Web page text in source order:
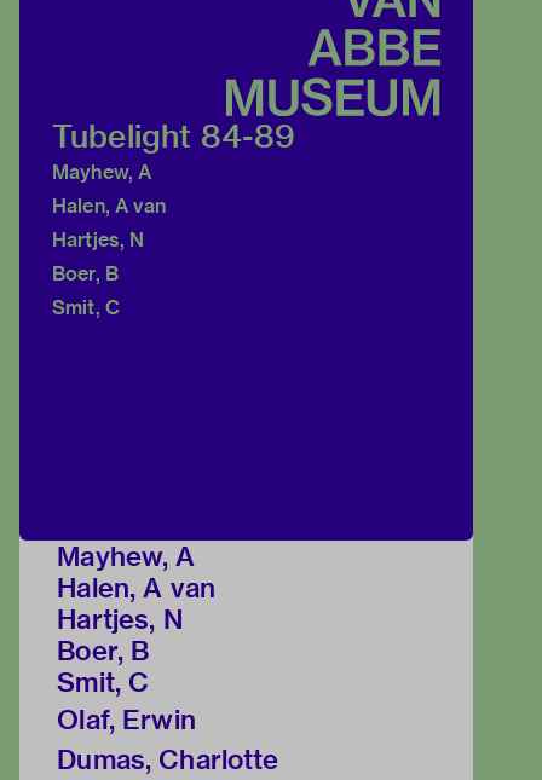
Tubelight 84-89
Mayhew, A
Halen, A van
Hartjes, N
Boer, B
Smit, C
Mayhew, A
Halen, A van
Hartjes, N
Boer, B
Smit, C
Olaf, Erwin
Dumas, Charlotte